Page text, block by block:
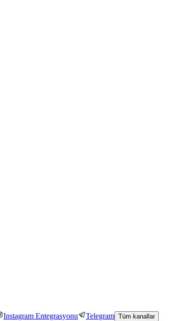
Instagram Entegrasyonu Telegram Tüm kanallar